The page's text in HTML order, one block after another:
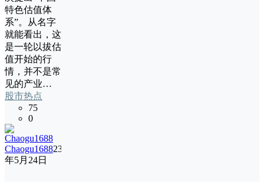
特色估值体
系”。从名字
就能看出，这
是一轮以拔估
值开始的行
情，并不是常
见的产业…
股市热点
75
0
Chaogu168823
年5月24日